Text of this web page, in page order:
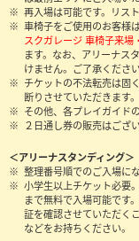
再入場は可能です。リス
車椅子をご使用のお客様
スクガレージ 車椅子来場
ます。なお、アリーナス
けません。ご了承ください
チケットの不法転売は固
断りさせていただきます。
その他、各プレイガイド
２日通し券の販売はござ
＜アリーナスタンディング＞
整理番号順でのご入場にな
小学生以上チケット必要
まで無料で入場可能です
証を確認させていただく
などをお持ちください。